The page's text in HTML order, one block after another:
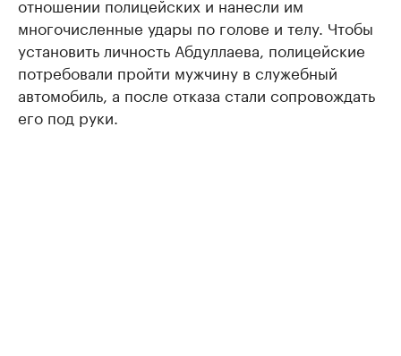
отношении полицейских и нанесли им
многочисленные удары по голове и телу. Чтобы
установить личность Абдуллаева, полицейские
потребовали пройти мужчину в служебный
автомобиль, а после отказа стали сопровождать
его под руки.